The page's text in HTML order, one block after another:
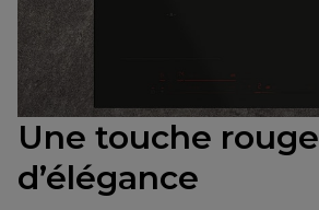
Une touche rouge
d’élégance